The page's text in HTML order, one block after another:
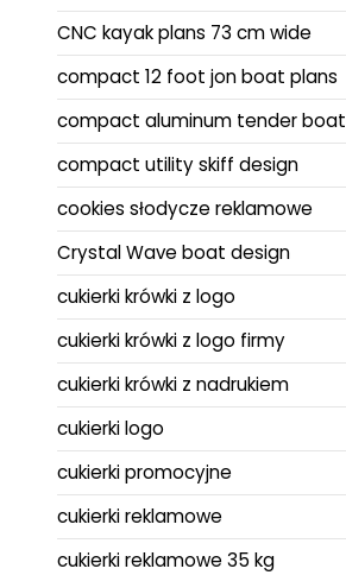
CNC kayak plans 73 cm wide
compact 12 foot jon boat plans
compact aluminum tender boat
compact utility skiff design
cookies słodycze reklamowe
Crystal Wave boat design
cukierki krówki z logo
cukierki krówki z logo firmy
cukierki krówki z nadrukiem
cukierki logo
cukierki promocyjne
cukierki reklamowe
cukierki reklamowe 35 kg